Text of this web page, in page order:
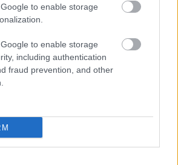
to enable storage
to enable storage
including authentication
fraud prevention, and other